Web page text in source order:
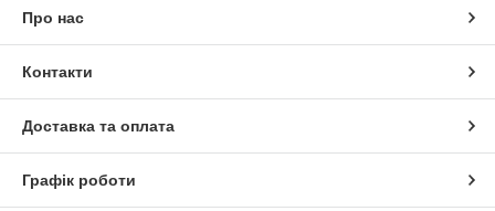
Про нас
Контакти
Доставка та оплата
Графік роботи